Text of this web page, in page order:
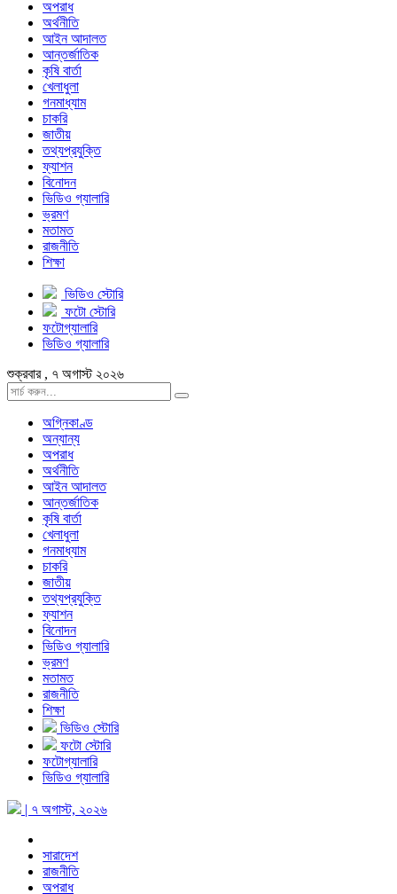
অপরাধ
অর্থনীতি
আইন আদালত
আন্তর্জাতিক
কৃষি বার্তা
খেলাধুলা
গনমাধ্যাম
চাকরি
জাতীয়
তথ্যপ্রযুক্তি
ফ্যাশন
বিনোদন
ভিডিও গ্যালারি
ভ্রমণ
মতামত
রাজনীতি
শিক্ষা
ভিডিও স্টোরি
ফটো স্টোরি
ফটোগ্যালারি
ভিডিও গ্যালারি
শুক্রবার , ৭ অগাস্ট ২০২৬
অগ্নিকাণ্ড
অন্যান্য
অপরাধ
অর্থনীতি
আইন আদালত
আন্তর্জাতিক
কৃষি বার্তা
খেলাধুলা
গনমাধ্যাম
চাকরি
জাতীয়
তথ্যপ্রযুক্তি
ফ্যাশন
বিনোদন
ভিডিও গ্যালারি
ভ্রমণ
মতামত
রাজনীতি
শিক্ষা
ভিডিও স্টোরি
ফটো স্টোরি
ফটোগ্যালারি
ভিডিও গ্যালারি
| ৭ অগাস্ট, ২০২৬
সারাদেশ
রাজনীতি
অপরাধ